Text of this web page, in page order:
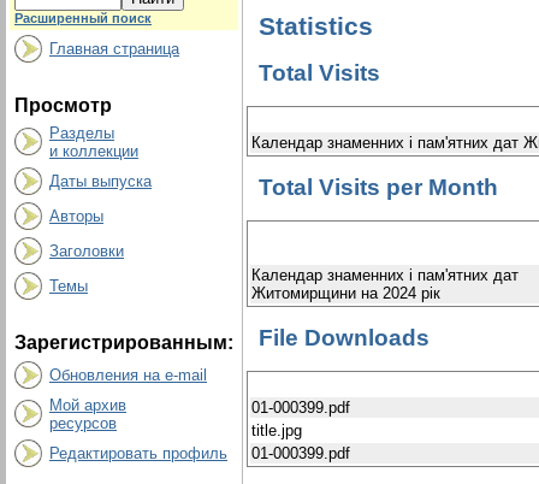
Расширенный поиск
Главная страница
Просмотр
Разделы
и коллекции
Даты выпуска
Авторы
Заголовки
Темы
Зарегистрированным:
Обновления на e-mail
Мой архив
ресурсов
Редактировать профиль
Statistics
Total Visits
Календар знаменних і пам'ятних дат
Total Visits per Month
Календар знаменних і пам'ятних дат
Житомирщини на 2024 рік
File Downloads
01-000399.pdf
title.jpg
01-000399.pdf